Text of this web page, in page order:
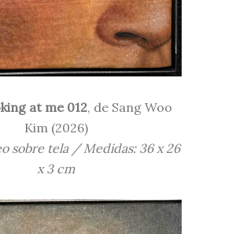
at me 012, de Sang Woo
Kim (2026)
sobre tela / Medidas: 36 x 26
x 3 cm